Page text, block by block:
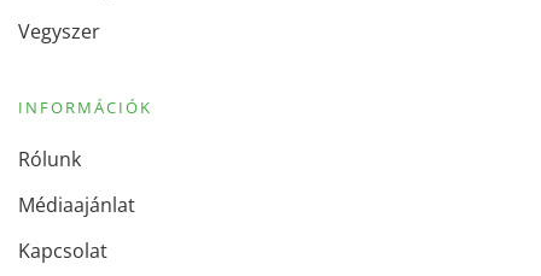
Vegyszer
INFORMÁCIÓK
Rólunk
Médiaajánlat
Kapcsolat